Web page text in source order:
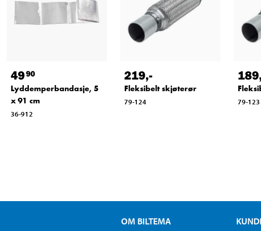
4990
Lyddemperbandasje, 5
x 91 cm
36-912
219,-
Fleksibelt skjøterør
79-124
189
79-123
OM BILTEMA